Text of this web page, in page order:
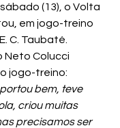
(13), o Volta
em jogo-treino
C. Taubaté.
Neto Colucci
jogo-treino:
bem, teve
criou muitas
precisamos ser